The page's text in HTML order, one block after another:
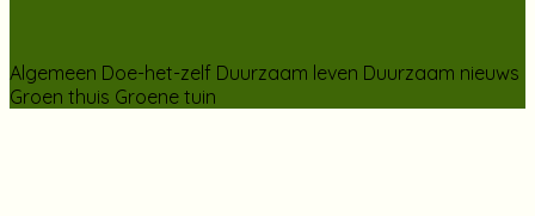
Algemeen Doe-het-zelf Duurzaam leven Duurzaam nieuws
Groen thuis Groene tuin